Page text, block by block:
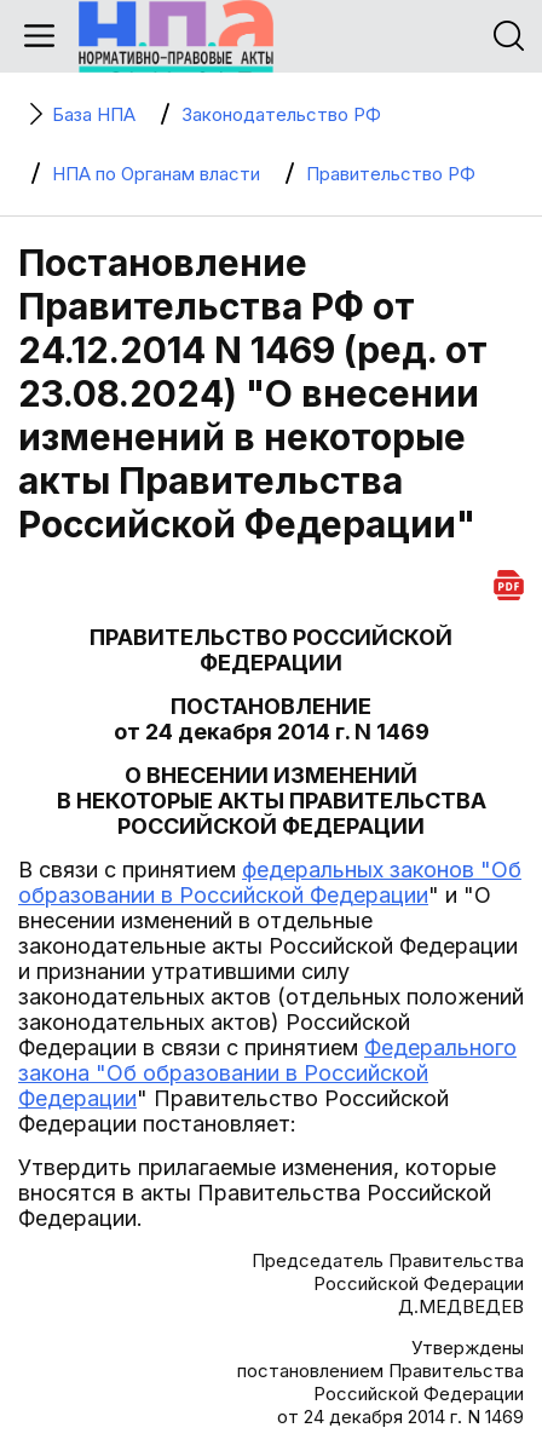
База НПА Законодательство РФ
НПА по Органам власти Правительство РФ
Постановление
Правительства РФ от
24.12.2014 N 1469 (ред. от
23.08.2024) "О внесении
изменений в некоторые
акты Правительства
Российской Федерации"
ПРАВИТЕЛЬСТВО РОССИЙСКОЙ
ФЕДЕРАЦИИ
ПОСТАНОВЛЕНИЕ
от 24 декабря 2014 г. N 1469
О ВНЕСЕНИИ ИЗМЕНЕНИЙ
В НЕКОТОРЫЕ АКТЫ ПРАВИТЕЛЬСТВА
РОССИЙСКОЙ ФЕДЕРАЦИИ
В связи с принятием федеральных законов "Об
образовании в Российской Федерации" и "О
внесении изменений в отдельные
законодательные акты Российской Федерации
и признании утратившими силу
законодательных актов (отдельных положений
законодательных актов) Российской
Федерации в связи с принятием Федерального
закона "Об образовании в Российской
Федерации" Правительство Российской
Федерации постановляет:
Утвердить прилагаемые изменения, которые
вносятся в акты Правительства Российской
Федерации.
Председатель Правительства
Российской Федерации
Д.МЕДВЕДЕВ
Утверждены
постановлением Правительства
Российской Федерации
от 24 декабря 2014 г. N 1469